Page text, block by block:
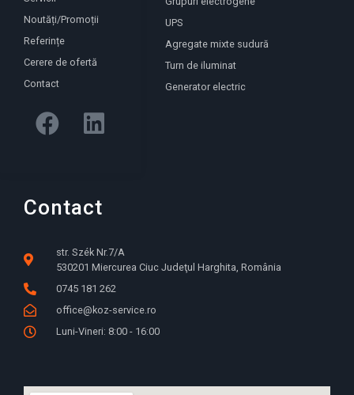
Noutăți/Promoții
Referințe
Cerere de ofertă
Contact
UPS
Agregate mixte sudură
Turn de iluminat
Generator electric
Contact
str. Szék Nr.7/A
530201 Miercurea Ciuc Judeţul Harghita, România
0745 181 262
office@koz-service.ro
Luni-Vineri: 8:00 - 16:00